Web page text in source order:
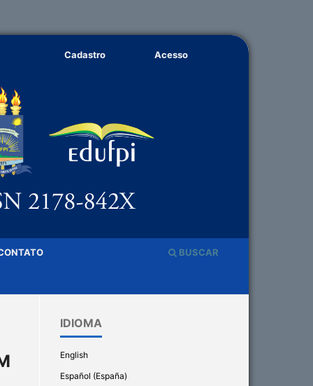
BUSCAR
Cadastro Acesso
IDIOMA
English
Español (España)